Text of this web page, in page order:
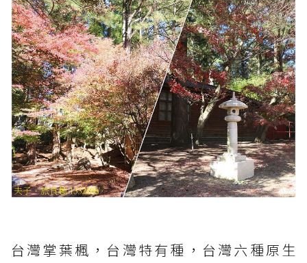
台灣掌葉楓，台灣特有種，台灣六種原生